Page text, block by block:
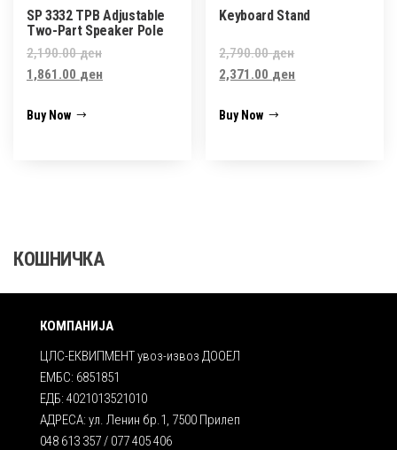
SP 3332 TPB Adjustable
Two-Part Speaker Pole
2,190.00денOriginal
price
1,861.00 ден
Buy Now
Keyboard Stand
2,790.00денOriginal
price
2,371.00 ден
Buy Now
КОШНИЧКА
КОМПАНИЈА
ЦЛС-ЕКВИПМЕНТ увоз-извоз ДООЕЛ
ЕМБС: 6851851
ЕДБ: 4021013521010
АДРЕСА: ул. Ленин бр.1, 7500 Прилеп
048 613 357 / 077 405 406